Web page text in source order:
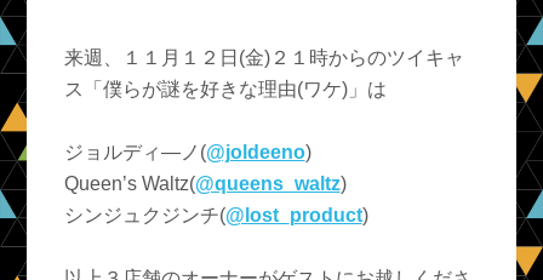
来週、１１月１２日(金)２１時からのツイキャ
ス「僕らが謎を好きな理由(ワケ)」は
ジョルディ―ノ(@joldeeno)
Queen’s Waltz(@queens_waltz)
シンジュクジンチ(@lost_product)